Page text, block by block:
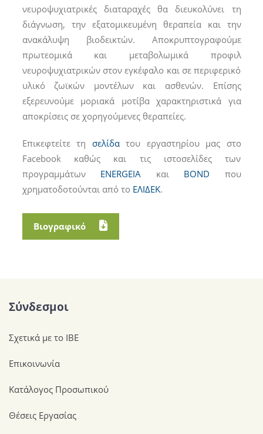
νευροψυχιατρικές διαταραχές θα διευκολύνει τη
διάγνωση, την εξατομικευμένη θεραπεία και την
ανακάλυψη βιοδεικτών. Aποκρυπτογραφούμε
πρωτεομικά και μεταβολωμικά προφιλ
νευροψυχιατρικών στον εγκέφαλο και σε περιφερικό
υλικό ζωϊκών μοντέλων και ασθενών. Επίσης
εξερευνούμε μοριακά μοτίβα χαρακτηριστικά για
αποκρίσεις σε χορηγούμενες θεραπείες.
Επικεφτείτε τη σελίδατου εργαστηρίου μας στο
Facebook καθώς και τις ιστοσελίδες των
προγραμμάτων ENERGEIA και BOND που
χρηματοδοτούνται από το ΕΛΙΔΕΚ.
Βιογραφικό
Σύνδεσμοι
Σχετικά με το ΙΒΕ
Επικοινωνία
Κατάλογος Προσωπικού
Θέσεις Εργασίας